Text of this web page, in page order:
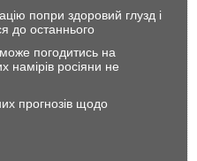
попри здоровий глузд і
до останнього
погодитись на
намірів росіяни не
прогнозів щодо